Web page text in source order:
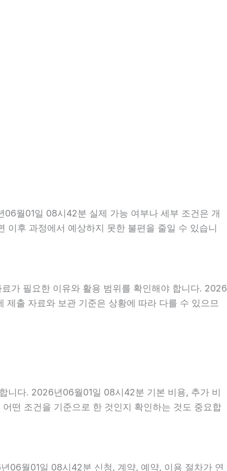
월01일 08시42분 실제 가능 여부나 세부 조건은 개
이후 과정에서 예상하지 못한 불편을 줄일 수 있습니
가 필요한 이유와 활용 범위를 확인해야 합니다. 2026
제출 자료와 보관 기준은 상황에 따라 다를 수 있으므
니다. 2026년06월01일 08시42분 기본 비용, 추가 비
떤 조건을 기준으로 한 것인지 확인하는 것도 중요합
06월01일 08시42분 신청, 계약, 예약, 이용 절차가 연